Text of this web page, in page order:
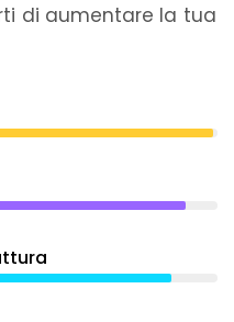
di aumentare la tua